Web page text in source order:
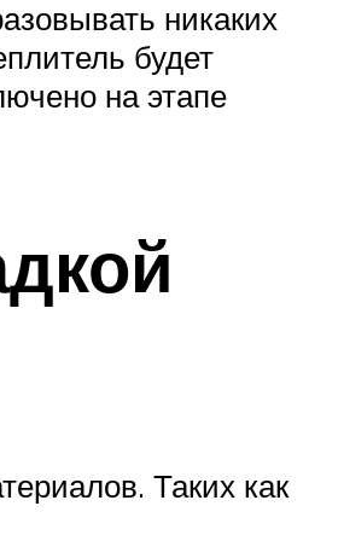
никаких
будет
на этапе
Таких как